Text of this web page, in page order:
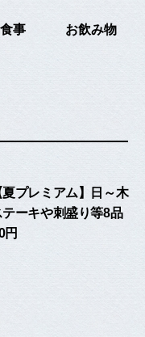
事 お飲み物
プレミアム】日～木
ーキや刺盛り等8品
円